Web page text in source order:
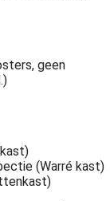
geen
(Warré kast)